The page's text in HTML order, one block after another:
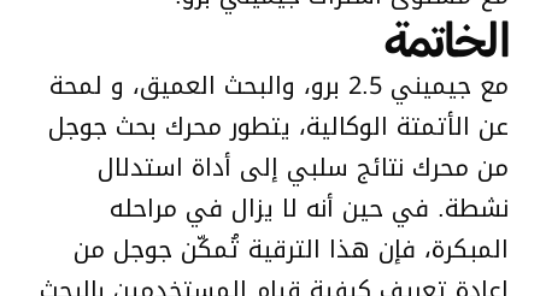
الخاتمة
مع جيميني 2.5 برو، والبحث العميق، و لمحة
عن الأتمتة الوكالية، يتطور محرك بحث جوجل
من محرك نتائج سلبي إلى أداة استدلال
نشطة. في حين أنه لا يزال في مراحله
المبكرة، فإن هذا الترقية تُمكّن جوجل من